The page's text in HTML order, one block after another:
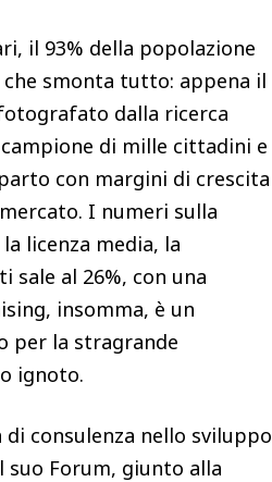
il 93% della popolazione
che smonta tutto: appena il
dalla ricerca
di mille cittadini e
con margini di crescita
I numeri sulla
licenza media, la
sale al 26%, con una
insomma, è un
per la stragrande
ignoto.
consulenza nello sviluppo
Forum, giunto alla